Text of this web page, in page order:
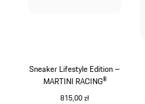
Sneaker Lifestyle Edition –
MARTINI RACING®
815,00 zł